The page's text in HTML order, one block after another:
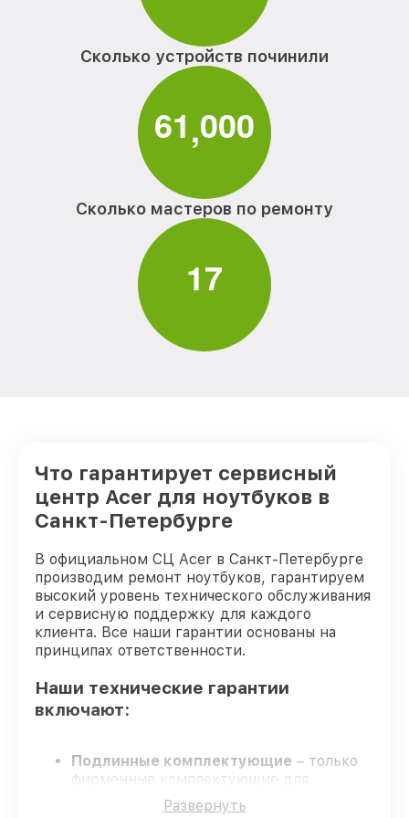
Замена процессора ноутбука Acer
Замена системы охлаждения ноутбука
Замена термопасты ноутбука Acer
Замена шлейфа матрицы ноутбука Acer
Замена экрана ноутбука Acer
Замена северного моста ноутбука Acer
Замена SSD ноутбука Acer
Замена аккумулятора ноутбука Acer
Замена клавиатуры ноутбука Acer
Замена HDMI ноутбука Acer
Сколько устройств починили
61,000
Сколько мастеров по ремонту
17
Что гарантирует сервисный
центр Acer для ноутбуков в
Санкт-Петербурге
В официальном СЦ Acer в Санкт-Петербурге
производим ремонт ноутбуков, гарантируем
высокий уровень технического обслуживания
и сервисную поддержку для каждого
клиента. Все наши гарантии основаны на
принципах ответственности.
Наши технические гарантии
включают:
Подлинные комплектующие – только
фирменные комплектующие для
обслуживания ноутбуков.
Развернуть